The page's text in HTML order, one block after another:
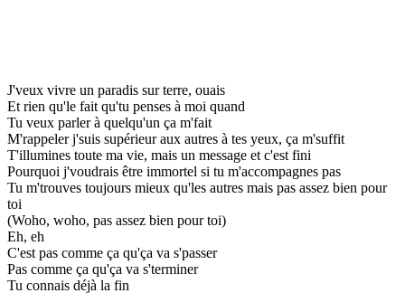
J'veux vivre un paradis sur terre, ouais
Et rien qu'le fait qu'tu penses à moi quand
Tu veux parler à quelqu'un ça m'fait
M'rappeler j'suis supérieur aux autres à tes yeux, ça m'suffit
T'illumines toute ma vie, mais un message et c'est fini
Pourquoi j'voudrais être immortel si tu m'accompagnes pas
Tu m'trouves toujours mieux qu'les autres mais pas assez bien pour
toi
(Woho, woho, pas assez bien pour toi)
Eh, eh
C'est pas comme ça qu'ça va s'passer
Pas comme ça qu'ça va s'terminer
Tu connais déjà la fin